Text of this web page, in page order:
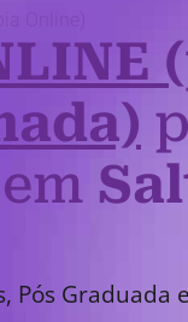
Online)
Pós Graduada